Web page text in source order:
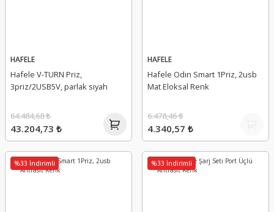
HAFELE
Hafele V-TURN Priz,
3priz/2USB5V, parlak siyah
43.204,73 ₺
64.484,68 ₺
HAFELE
Hafele Odın Smart 1Priz, 2usb
Mat Eloksal Renk
4.340,57 ₺
6.478,46 ₺
%33 İndirimli %33 İndirimli